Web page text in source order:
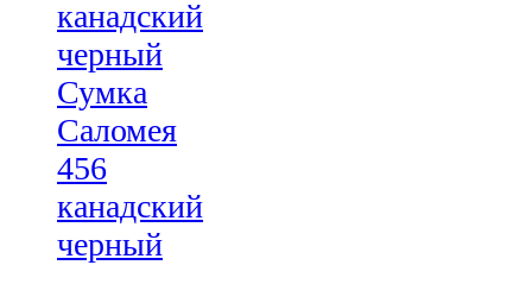
Сумка
Саломея
456
канадский
черный